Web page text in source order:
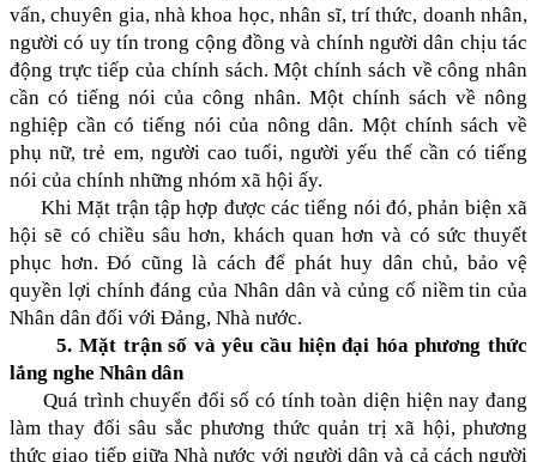
vấn, chuyên gia, nhà khoa học, nhân sĩ, trí thức, doanh nhân,
người có uy tín trong cộng đồng và chính người dân chịu tác
động trực tiếp của chính sách. Một chính sách về công nhân
cần có tiếng nói của công nhân. Một chính sách về nông
nghiệp cần có tiếng nói của nông dân. Một chính sách về
phụ nữ, trẻ em, người cao tuổi, người yếu thế cần có tiếng
nói của chính những nhóm xã hội ấy.
Khi Mặt trận tập hợp được các tiếng nói đó, phản biện xã
hội sẽ có chiều sâu hơn, khách quan hơn và có sức thuyết
phục hơn. Đó cũng là cách để phát huy dân chủ, bảo vệ
quyền lợi chính đáng của Nhân dân và củng cố niềm tin của
Nhân dân đối với Đảng, Nhà nước.
5. Mặt trận số và yêu cầu hiện đại hóa phương thức
lắng nghe Nhân dân
Quá trình chuyển đổi số có tính toàn diện hiện nay đang
làm thay đổi sâu sắc phương thức quản trị xã hội, phương
thức giao tiếp giữa Nhà nước với người dân và cả cách người